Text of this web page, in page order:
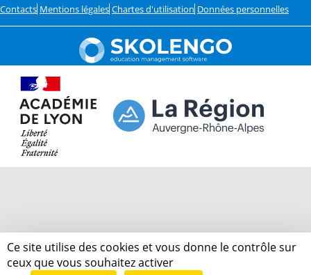
Contacts Mentions légales Chartes d'utilisation Données personnelles
Ce site utilise des cookies et vous donne le contrôle sur
ceux que vous souhaitez activer